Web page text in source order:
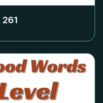
261